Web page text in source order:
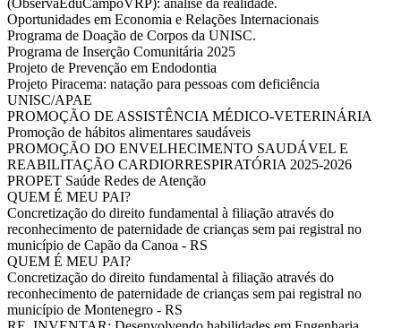
(ObservaEduCampoVRP): análise da realidade.
Oportunidades em Economia e Relações Internacionais
Programa de Doação de Corpos da UNISC.
Programa de Inserção Comunitária 2025
Projeto de Prevenção em Endodontia
Projeto Piracema: natação para pessoas com deficiência
UNISC/APAE
PROMOÇÃO DE ASSISTÊNCIA MÉDICO-VETERINÁRIA
Promoção de hábitos alimentares saudáveis
PROMOÇÃO DO ENVELHECIMENTO SAUDÁVEL E
REABILITAÇÃO CARDIORRESPIRATÓRIA 2025-2026
PROPET Saúde Redes de Atenção
QUEM É MEU PAI?
Concretização do direito fundamental à filiação através do
reconhecimento de paternidade de crianças sem pai registral no
município de Capão da Canoa - RS
QUEM É MEU PAI?
Concretização do direito fundamental à filiação através do
reconhecimento de paternidade de crianças sem pai registral no
município de Montenegro - RS